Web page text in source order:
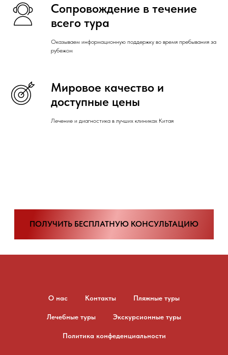
Сопровождение в течение
всего тура
Оказываем информационную поддержку во время пребывания за
рубежом
Мировое качество и
доступные цены
Лечение и диагностика в лучших клиниках Китая
ПОЛУЧИТЬ БЕСПЛАТНУЮ КОНСУЛЬТАЦИЮ
О нас Контакты Пляжные туры
Лечебные туры Экскурсионные туры
Политика конфеденциальности